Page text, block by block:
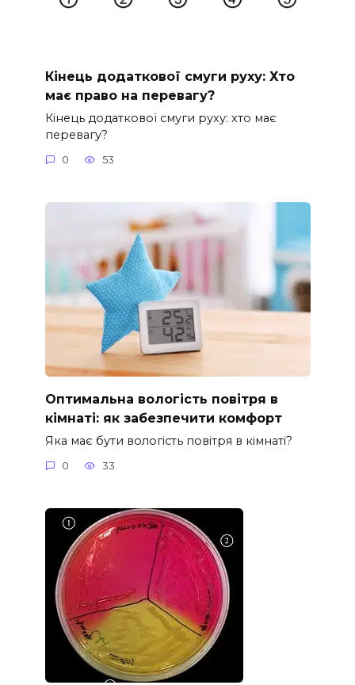
Кінець додаткової смуги руху: Хто
має право на перевагу?
Кінець додаткової смуги руху: хто має
перевагу?
0 53
Оптимальна вологість повітря в
кімнаті: як забезпечити комфорт
Яка має бути вологість повітря в кімнаті?
0 33